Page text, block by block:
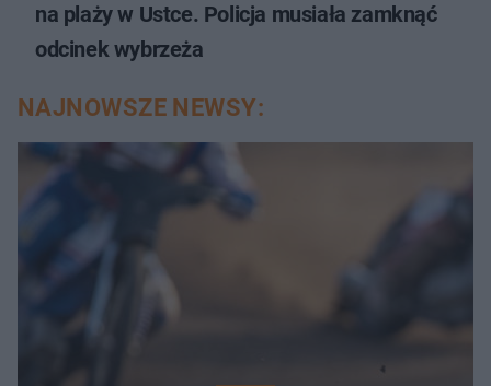
na plaży w Ustce. Policja musiała zamknąć
odcinek wybrzeża
NAJNOWSZE NEWSY: